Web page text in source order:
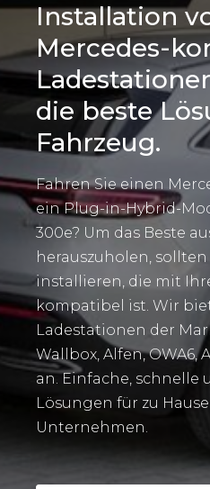
Installation
Mercedes-
die beste
Fahrzeug.
Fahren Sie einen
ein Plug-in-Hybrid-
300e? Um das Beste
herauszuholen,
installieren, die mit
kompatibel ist. Wir
Ladestationen der
Wallbox, Alfen, OWA6,
an. Einfache, schnelle
Lösungen für zu
Unternehmen.